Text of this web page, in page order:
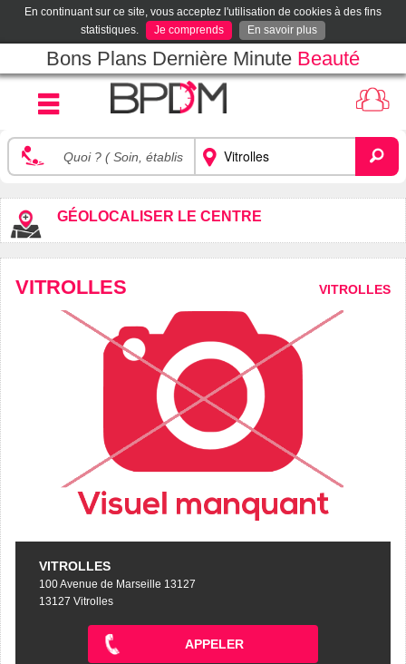
En continuant sur ce site, vous acceptez l'utilisation de cookies à des fins
statistiques.
Je comprends En savoir plus
Bons Plans Dernière Minute Beauté
GÉOLOCALISER LE CENTRE
VITROLLES VITROLLES
VITROLLES
100 Avenue de Marseille 13127
13127 Vitrolles
APPELER